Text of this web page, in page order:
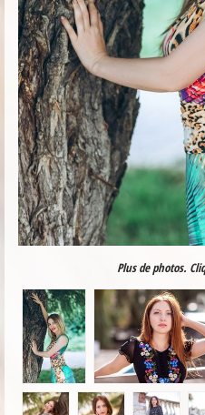
Plus de photos.